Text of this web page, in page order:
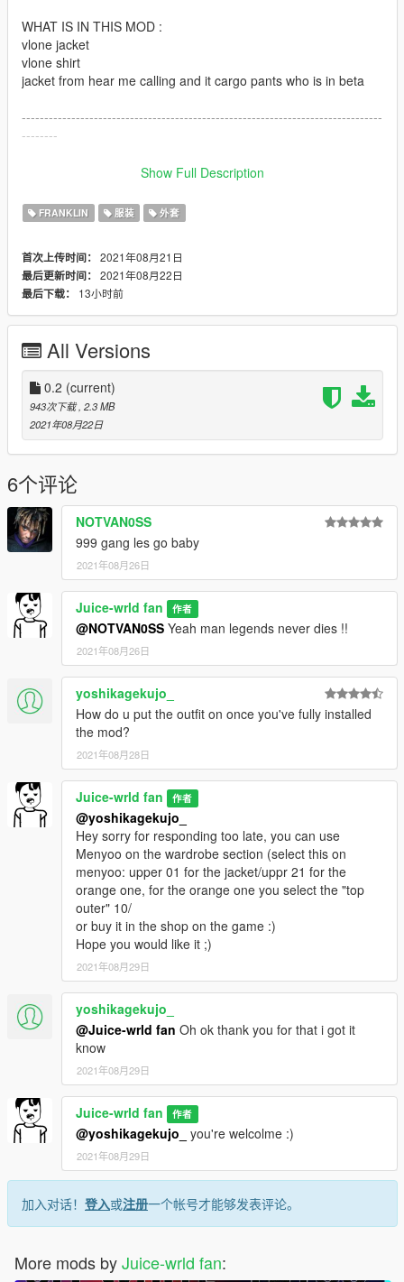
WHAT IS IN THIS MOD :
vlone jacket
vlone shirt
jacket from hear me calling and it cargo pants who is in beta
--------------------------------------------------------------------------------
--------
INSTRUCTION FOR INSTALLATION :
mods/ x64v/ models/ cdimage/ streamedpeds_players.rpf/
player_one
--------------------------------------------------------------------------------
--------
CREDITS:
features in it
--------------------------------------------------------------------------------
--------
JUICE WRLD REPLACE FRANKLIN MOD :
Here you can find the juice wrld face that i find who match
completly for this mod :
https://fr.gta5-mods.com/player/juice-wrld-replace-franklin
--------------------------------------------------------------------------------
--------
Show Full Description
FRANKLIN 服装 外套
首次上传时间： 2021年08月21日
最后更新时间： 2021年08月22日
最后下载：
13小时前
All Versions
0.2 (current)
943次下载 , 2.3 MB
2021年08月22日
6个评论
NOTVAN0SS
999 gang les go baby
2021年08月26日
Juice-wrld fan 作者
@NOTVAN0SS Yeah man legends never dies !!
2021年08月26日
yoshikagekujo_
How do u put the outfit on once you've fully installed
the mod?
2021年08月28日
Juice-wrld fan 作者
@yoshikagekujo_
Hey sorry for responding too late, you can use
Menyoo on the wardrobe section (select this on
menyoo: upper 01 for the jacket/uppr 21 for the
orange one, for the orange one you select the "top
outer" 10/
or buy it in the shop on the game :)
Hope you would like it ;)
2021年08月29日
yoshikagekujo_
@Juice-wrld fan Oh ok thank you for that i got it
know
2021年08月29日
Juice-wrld fan 作者
@yoshikagekujo_ you're welcolme :)
2021年08月29日
加入对话！ 登入或注册一个帐号才能够发表评论。
More mods byJuice-wrld fan: